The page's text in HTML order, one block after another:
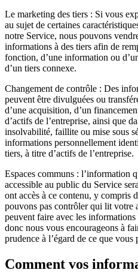
Le marketing des tiers : Si vous
au sujet de certaines
notre Service, nous pouvons
informations à des tiers afin de
fonction, d’une information ou
d’un tiers connexe.
Changement de contrôle : Des
peuvent être divulguées ou
d’une acquisition, d’un
d’actifs de l’entreprise, ainsi que
insolvabilité, faillite ou mise sous
informations personnellement
tiers, à titre d’actifs de l’entreprise.
Espaces communs : l’information
accessible au public du Service
ont accès à ce contenu, y compris
pouvons pas contrôler qui lit votre
peuvent faire avec les
donc nous vous encourageons à
prudence à l’égard de ce que vous
Comment vos